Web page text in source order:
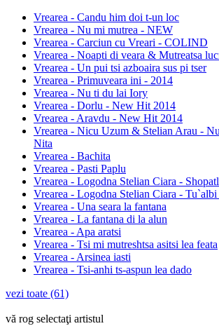
Vrearea - Candu him doi t-un loc
Vrearea - Nu mi mutrea - NEW
Vrearea - Carciun cu Vreari - COLIND
Vrearea - Noapti di veara & Mutreatsa
Vrearea - Un pui tsi azboaira sus pi tser
Vrearea - Primuveara ini - 2014
Vrearea - Nu ti du lai Iory
Vrearea - Dorlu - New Hit 2014
Vrearea - Aravdu - New Hit 2014
Vrearea - Nicu Uzum & Stelian Arau -
Nita
Vrearea - Bachita
Vrearea - Pasti Paplu
Vrearea - Logodna Stelian Ciara -
Vrearea - Logodna Stelian Ciara - Tu`albi
Vrearea - Una seara la fantana
Vrearea - La fantana di la alun
Vrearea - Apa aratsi
Vrearea - Tsi mi mutreshtsa asitsi lea feata
Vrearea - Arsinea iasti
Vrearea - Tsi-anhi ts-aspun lea dado
vezi toate (61)
vă rog selectaţi artistul